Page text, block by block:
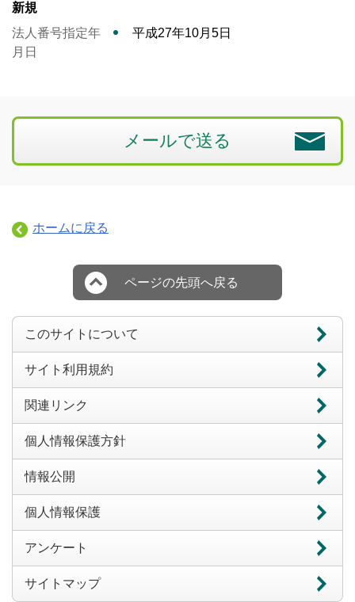
新規
法人番号指定年
月日
平成27年10月5日
メールで送る
ホームに戻る
ページの先頭へ戻る
このサイトについて
サイト利用規約
関連リンク
個人情報保護方針
情報公開
個人情報保護
アンケート
サイトマップ